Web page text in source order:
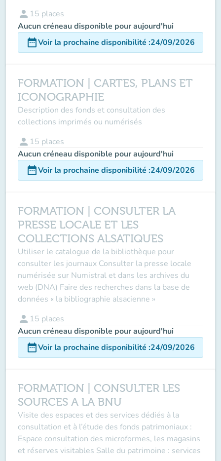
person 15 places
Aucun créneau disponible pour aujourd'hui
date_rangeVoir la prochaine disponibilité :24/09/2026
FORMATION | CARTES, PLANS ET
ICONOGRAPHIE
Description des fonds et consultation des
collections imprimés ou numérisés
person 15 places
Aucun créneau disponible pour aujourd'hui
date_rangeVoir la prochaine disponibilité :24/09/2026
FORMATION | CONSULTER LA
PRESSE LOCALE ET LES
COLLECTIONS ALSATIQUES
Utiliser le catalogue de la bibliothèque pour
consulter les journaux Consulter la presse locale
numérisée sur Numistral et dans les archives du
web (DNA) Faire des recherches dans la base de
données « la bibliographie alsacienne »
person 15 places
Aucun créneau disponible pour aujourd'hui
date_rangeVoir la prochaine disponibilité :24/09/2026
FORMATION | CONSULTER LES
SOURCES A LA BNU
Visite des espaces et des services dédiés à la
consultation et à l’étude des fonds patrimoniaux :
Espace consultation des microformes, les magasins
et réserves visitables Salle du patrimoine : services